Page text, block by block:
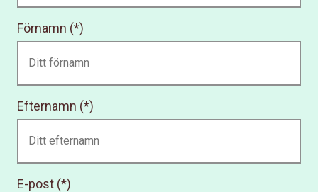
Förnamn
Efternamn
E-post